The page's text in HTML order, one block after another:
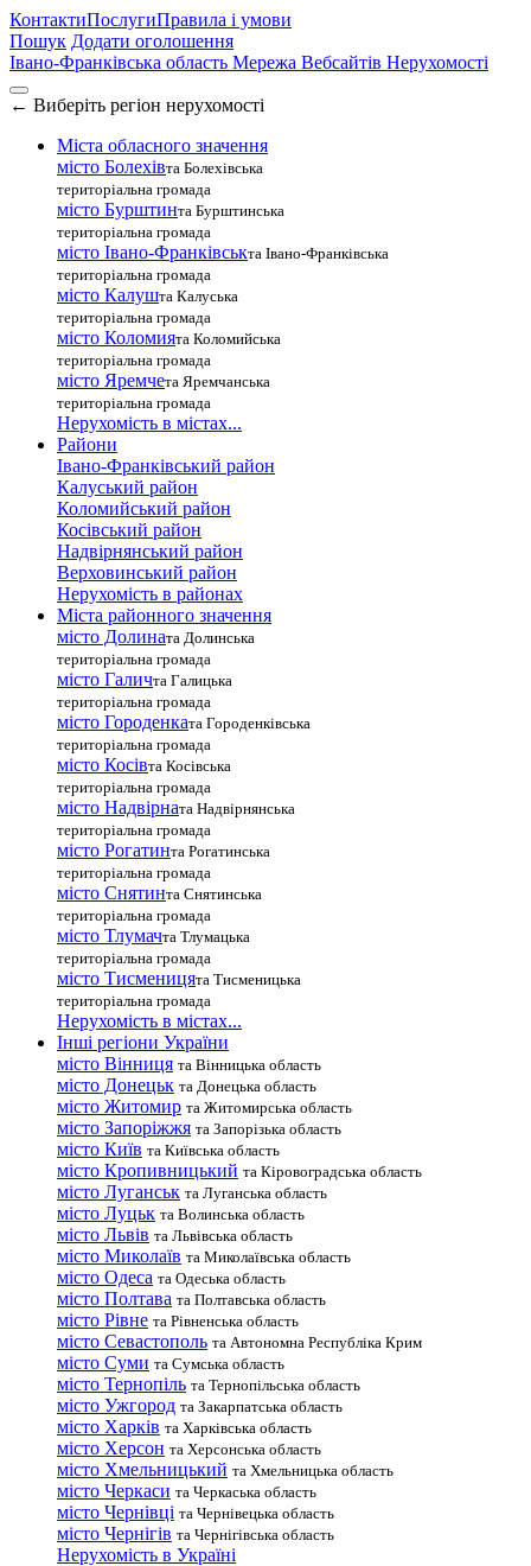
КонтактиПослугиПравила і умови
Пошук Додати оголошення
Івано-Франківська область Мережа Вебсайтів Нерухомості
← Виберіть регіон нерухомості
Міста обласного значення
місто Болехівта Болехівська
територіальна громада
місто Бурштинта Бурштинська
територіальна громада
місто Івано-Франківськта Івано-Франківська
територіальна громада
місто Калушта Калуська
територіальна громада
місто Коломията Коломийська
територіальна громада
місто Яремчета Яремчанська
територіальна громада
Нерухомість в містах...
Райони
Івано-Франківський район
Калуський район
Коломийський район
Косівський район
Надвірнянський район
Верховинський район
Нерухомість в районах
Міста районного значення
місто Долината Долинська
територіальна громада
місто Галичта Галицька
територіальна громада
місто Городенката Городенківська
територіальна громада
місто Косівта Косівська
територіальна громада
місто Надвірната Надвірнянська
територіальна громада
місто Рогатинта Рогатинська
територіальна громада
місто Снятинта Снятинська
територіальна громада
місто Тлумачта Тлумацька
територіальна громада
місто Тисменицята Тисменицька
територіальна громада
Нерухомість в містах...
Інші регіони України
місто Вінниця та Вінницька область
місто Донецьк та Донецька область
місто Житомир та Житомирська область
місто Запоріжжя та Запорізька область
місто Київ та Київська область
місто Кропивницький та Кіровоградська область
місто Луганськ та Луганська область
місто Луцьк та Волинська область
місто Львів та Львівська область
місто Миколаїв та Миколаївська область
місто Одеса та Одеська область
місто Полтава та Полтавська область
місто Рівне та Рівненська область
місто Севастополь та Автономна Республіка Крим
місто Суми та Сумська область
місто Тернопіль та Тернопільська область
місто Ужгород та Закарпатська область
місто Харків та Харківська область
місто Херсон та Херсонська область
місто Хмельницький та Хмельницька область
місто Черкаси та Черкаська область
місто Чернівці та Чернівецька область
місто Чернігів та Чернігівська область
Нерухомість в Україні